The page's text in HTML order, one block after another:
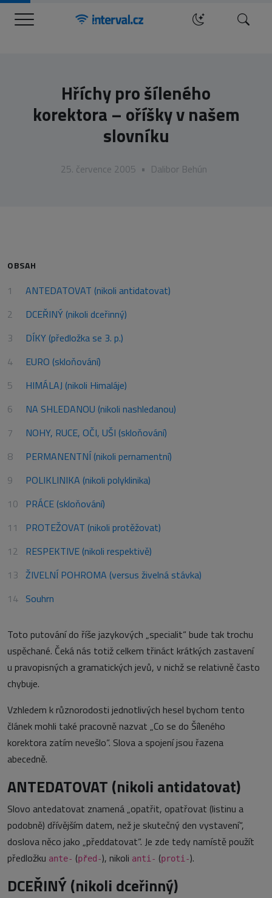
Menu Hledat
Hříchy pro šíleného
korektora – oříšky v našem
slovníku
25. července 2005 • Dalibor Behún
OBSAH
ANTEDATOVAT (nikoli antidatovat)
DCEŘINÝ (nikoli dceřinný)
DÍKY (předložka se 3. p.)
EURO (skloňování)
HIMÁLAJ (nikoli Himaláje)
NA SHLEDANOU (nikoli nashledanou)
NOHY, RUCE, OČI, UŠI (skloňování)
PERMANENTNÍ (nikoli pernamentní)
POLIKLINIKA (nikoli polyklinika)
PRÁCE (skloňování)
PROTEŽOVAT (nikoli protěžovat)
RESPEKTIVE (nikoli respektivě)
ŽIVELNÍ POHROMA (versus živelná stávka)
Souhrn
Toto putování do říše jazykových „specialit“ bude tak trochu
uspěchané. Čeká nás totiž celkem třináct krátkých zastavení
u pravopisných a gramatických jevů, v nichž se relativně často
chybuje.
Vzhledem k různorodosti jednotlivých hesel bychom tento
článek mohli také pracovně nazvat „Co se do Šíleného
korektora zatím nevešlo“. Slova a spojení jsou řazena
abecedně.
ANTEDATOVAT (nikoli antidatovat)
Slovo antedatovat znamená „opatřit, opatřovat (listinu a
podobně) dřívějším datem, než je skutečný den vystavení“,
doslova něco jako „předdatovat“. Je zde tedy namístě použít
předložku ante- (před-), nikoli anti- (proti-).
DCEŘINÝ (nikoli dceřinný)